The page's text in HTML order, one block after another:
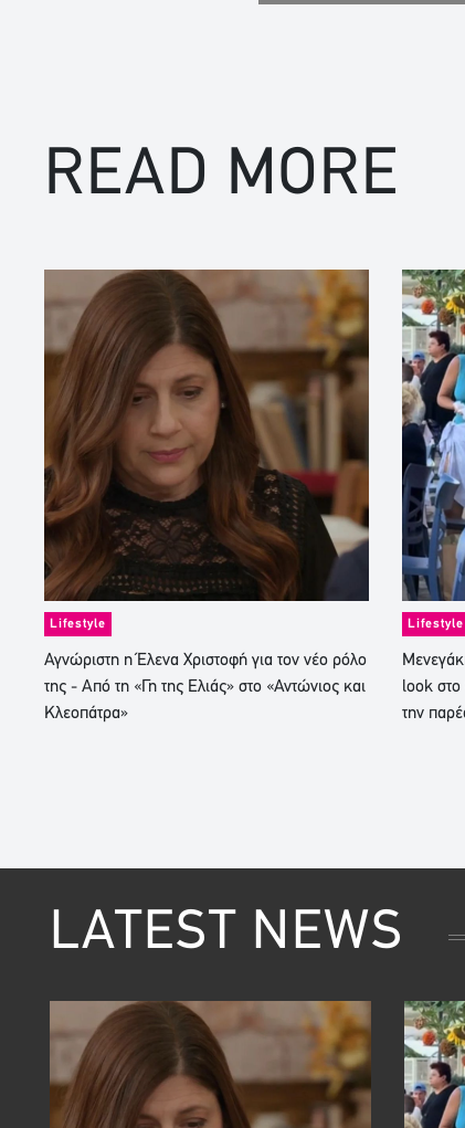
READ MORE
Lifestyle
Αγνώριστη η Έλενα Χριστοφή για τον νέο ρόλο
της - Από τη «Γη της Ελιάς» στο «Αντώνιος και
Κλεοπάτρα»
Lifestyle
look
την
LATEST NEWS